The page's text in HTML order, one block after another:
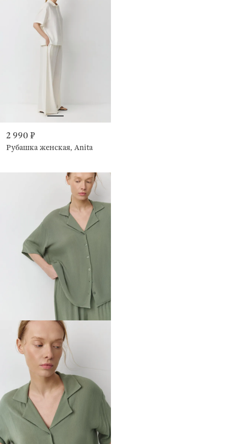
2 990 ₽
Рубашка женская, Anita